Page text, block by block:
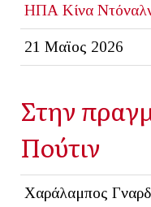
ΗΠΑ Κίνα
21 Μαϊος 2026
Στην
Πούτιν
Χαράλαμπος